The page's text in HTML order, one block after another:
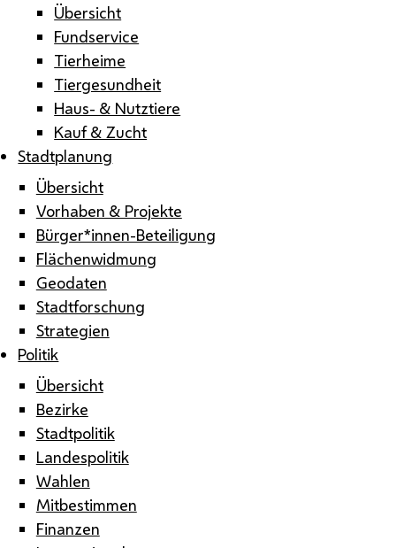
Übersicht
Fundservice
Tierheime
Tiergesundheit
Haus- & Nutztiere
Kauf & Zucht
Stadtplanung
Übersicht
Vorhaben & Projekte
Bürger*innen-Beteiligung
Flächenwidmung
Geodaten
Stadtforschung
Strategien
Politik
Übersicht
Bezirke
Stadtpolitik
Landespolitik
Wahlen
Mitbestimmen
Finanzen